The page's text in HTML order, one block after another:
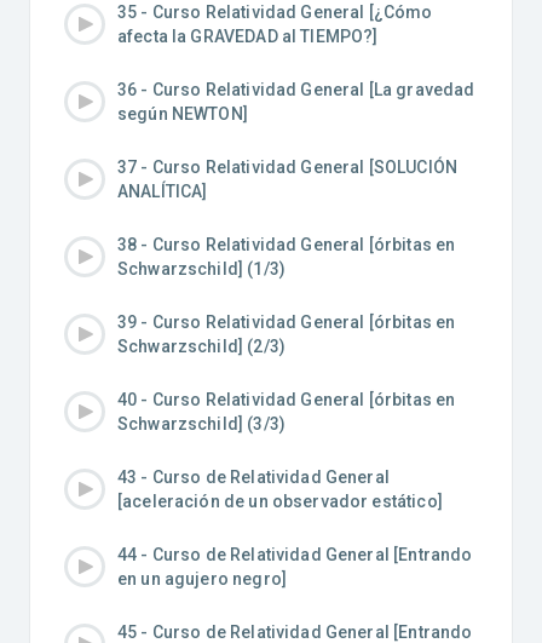
35 - Curso Relatividad General [¿Cómo
afecta la GRAVEDAD al TIEMPO?]
36 - Curso Relatividad General [La gravedad
según NEWTON]
37 - Curso Relatividad General [SOLUCIÓN
ANALÍTICA]
38 - Curso Relatividad General [órbitas en
Schwarzschild] (1/3)
39 - Curso Relatividad General [órbitas en
Schwarzschild] (2/3)
40 - Curso Relatividad General [órbitas en
Schwarzschild] (3/3)
43 - Curso de Relatividad General
[aceleración de un observador estático]
44 - Curso de Relatividad General [Entrando
en un agujero negro]
45 - Curso de Relatividad General [Entrando